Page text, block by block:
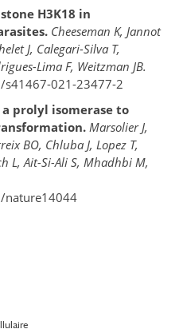
H3K18 in
Cheeseman K, Jannot
J, Calegari-Silva T,
Lima F, Weitzman JB.
021-23477-2
prolyl isomerase to
Marsolier J,
BO, Chluba J, Lopez T,
L, Ait-Si-Ali S, Mhadhbi M,
nature14044